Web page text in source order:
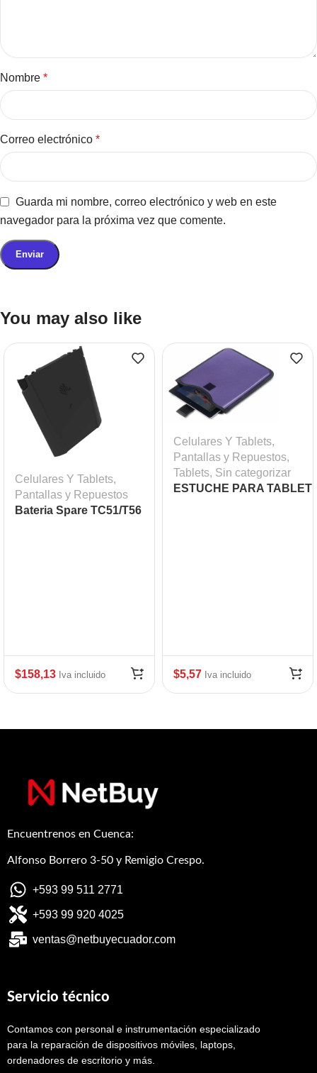
Nombre *
Correo electrónico *
Guarda mi nombre, correo electrónico y web en este
navegador para la próxima vez que comente.
You may also like
Celulares Y Tablets,
Pantallas y Repuestos
Bateria Spare TC51/T56
$158,13 Iva incluido
Celulares Y Tablets,
Pantallas y Repuestos,
Tablets, Sin categorizar
ESTUCHE PARA TABLET
$5,57 Iva incluido
Encuentrenos en Cuenca:
Alfonso Borrero 3-50 y Remigio Crespo.
+593 99 511 2771
+593 99 920 4025
ventas@netbuyecuador.com
Servicio técnico
Contamos con personal e instrumentación especializado
para la reparación de dispositivos móviles, laptops,
ordenadores de escritorio y más.